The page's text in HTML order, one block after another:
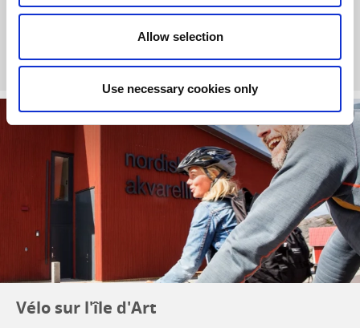
Allow selection
Use necessary cookies only
paysages à vélo.
Lisez plus
Vélo sur l'île d'Art